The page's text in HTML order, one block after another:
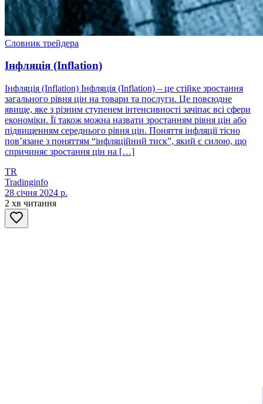
Словник трейдера
Інфляція (Inflation)
Інфляція (Inflation) Інфляція (Inflation) – це стійке зростання
загального рівня цін на товари та послуги. Це повсюдне
явище, яке з різним ступенем інтенсивності зачіпає всі сфери
економіки. Її також можна назвати зростанням рівня цін або
підвищенням середнього рівня цін. Поняття інфляції тісно
пов’язане з поняттям “інфляційний тиск”, який є силою, що
спричиняє зростання цін на […]
TR
Tradinginfo
28 січня 2024 р.
2 хв читання